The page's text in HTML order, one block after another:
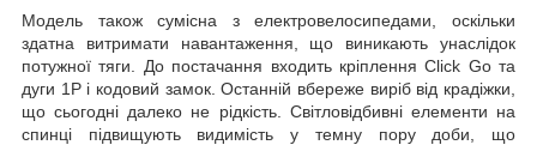
Модель також сумісна з електровелосипедами, оскільки
здатна витримати навантаження, що виникають унаслідок
потужної тяги. До постачання входить кріплення Click Go та
дуги 1P і кодовий замок. Останній вбереже виріб від крадіжки,
що сьогодні далеко не рідкість. Світловідбивні елементи на
спинці підвищують видимість у темну пору доби, що